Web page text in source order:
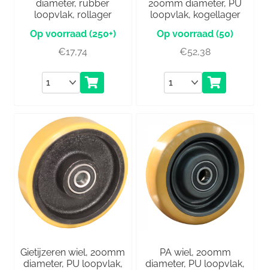
diameter, rubber
loopvlak, rollager
(250+)
€17,74
Aantal
200mm diameter, PU
loopvlak, kogellager
(50)
€52,38
Aantal
Gietijzeren wiel, 200mm
diameter, PU loopvlak,
PA wiel, 200mm
diameter, PU loopvlak,